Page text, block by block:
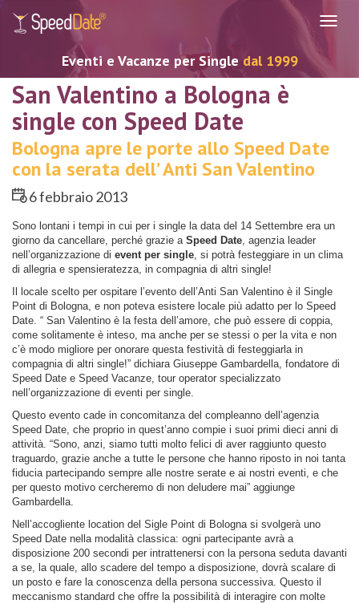
Eventi e Vacanze per Single dal 1999
San Valentino a Bologna è
single con Speed Date
Bologna apre le porte allo Speed Date
con la serata dell’ Anti San Valentino
6 febbraio 2013
Sono lontani i tempi in cui per i single la data del 14 Settembre era un
giorno da cancellare, perché grazie a Speed Date, agenzia leader
nell’organizzazione di event per single, si potrà festeggiare in un clima
di allegria e spensieratezza, in compagnia di altri single!
Il locale scelto per ospitare l’evento dell’Anti San Valentino è il Single
Point di Bologna, e non poteva esistere locale più adatto per lo Speed
Date. “ San Valentino è la festa dell’amore, che può essere di coppia,
come solitamente è inteso, ma anche per se stessi o per la vita e non
c’è modo migliore per onorare questa festività di festeggiarla in
compagnia di altri single!” dichiara Giuseppe Gambardella, fondatore di
Speed Date e Speed Vacanze, tour operator specializzato
nell’organizzazione di eventi per single.
Questo evento cade in concomitanza del compleanno dell’agenzia
Speed Date, che proprio in quest’anno compie i suoi primi dieci anni di
attività. “Sono, anzi, siamo tutti molto felici di aver raggiunto questo
traguardo, grazie anche a tutte le persone che hanno riposto in noi tanta
fiducia partecipando sempre alle nostre serate e ai nostri eventi, e che
per questo motivo cercheremo di non deludere mai” aggiunge
Gambardella.
Nell’accogliente location del Sigle Point di Bologna si svolgerà uno
Speed Date nella modalità classica: ogni partecipante avrà a
disposizione 200 secondi per intrattenersi con la persona seduta davanti
a se, la quale, allo scadere del tempo a disposizione, dovrà scalare di
un posto e fare la conoscenza della persona successiva. Questo il
meccanismo standard che offre la possibilità di interagire con molte